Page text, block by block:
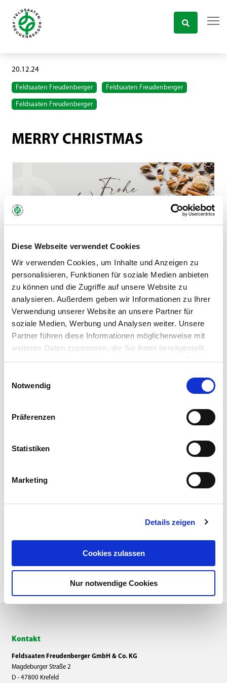
Diese Webseite verwendet Cookies
Wir verwenden Cookies, um Inhalte und Anzeigen zu
personalisieren, Funktionen für soziale Medien anbieten
zu können und die Zugriffe auf unsere Website zu
analysieren. Außerdem geben wir Informationen zu Ihrer
Verwendung unserer Website an unsere Partner für
soziale Medien, Werbung und Analysen weiter. Unsere
Partner führen diese Informationen möglicherweise mit
weiteren Daten zusammen, die Sie ihnen bereitgestellt
haben oder die sie im Rahmen Ihrer Nutzung der Dienste
Notwendig
Präferenzen
Statistiken
Marketing
Details zeigen
Cookies zulassen
Nur notwendige Cookies
20.12.24
Feldsaaten Freudenberger Feldsaaten Freudenberger
Feldsaaten Freudenberger
MERRY CHRISTMAS
Liebe Kunden und Geschäftspartner,
wir wünschen Ihnen allen frohe Festtage und gemütliche
Stunden gemeinsam mit Ihren Lieben und Ihrer Familie.
Wir bedanken uns für die gute Zusammenarbeit und alle
persönlichen Begegnungen in diesem Jahr! Wir freuen uns auf
mehr!
sind im neuen Jahr wieder für Sie erreichbar.
Ein fröhliches und frohes Weihnachtsfest!
zurück
Kontakt
Feldsaaten Freudenberger GmbH & Co. KG
Magdeburger Straße 2
D - 47800 Krefeld